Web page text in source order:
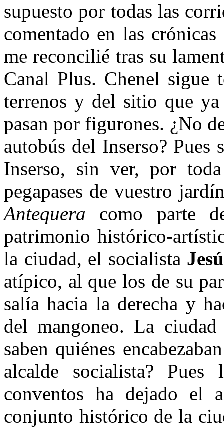
supuesto por todas las
comentado en las
me reconcilié tras su
Canal Plus. Chenel sigue
terrenos y del sitio que
pasan por figurones. ¿No
autobús del Inserso?
Inserso, sin ver, por
pegapases de vuestro
Antequera como parte
patrimonio histórico-
la ciudad, el socialista
atípico, al que los de su
salía hacia la derecha y
del mangoneo. La
saben quiénes
alcalde socialista?
conventos ha dejado el
conjunto histórico de la